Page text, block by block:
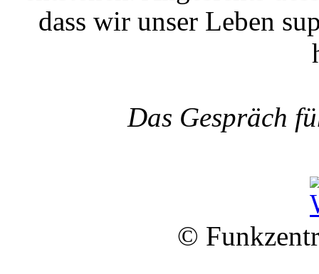
dass wir unser Leben
Das Gespräch
©